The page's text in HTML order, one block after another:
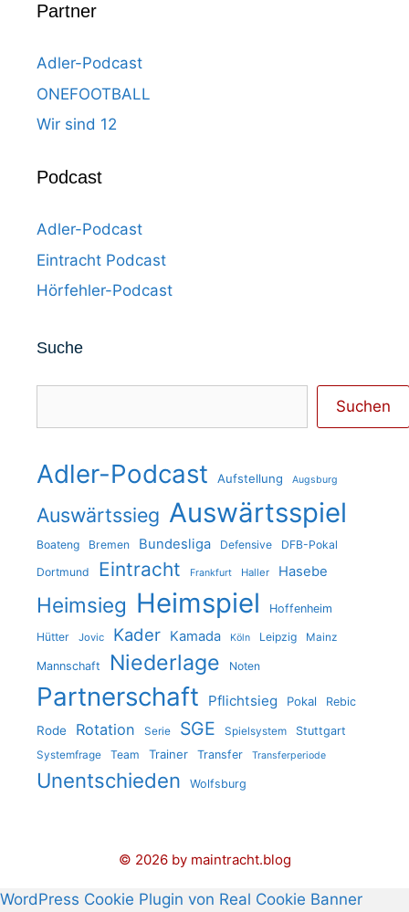
Partner
Adler-Podcast
ONEFOOTBALL
Wir sind 12
Podcast
Adler-Podcast
Eintracht Podcast
Hörfehler-Podcast
Suche
Suchen
Adler-Podcast Aufstellung Augsburg
Auswärtssieg Auswärtsspiel
Boateng Bremen Bundesliga Defensive
DFB-Pokal
Dortmund
Eintracht Frankfurt Haller Hasebe
Heimsieg Heimspiel Hoffenheim
Hütter Jovic Kader Kamada Köln Leipzig Mainz
Mannschaft Niederlage Noten
Partnerschaft Pflichtsieg Pokal Rebic
Rode Rotation Serie SGE Spielsystem Stuttgart
Systemfrage Team Trainer Transfer Transferperiode
Unentschieden Wolfsburg
© 2026 by maintracht.blog
WordPress Cookie Plugin von Real Cookie Banner